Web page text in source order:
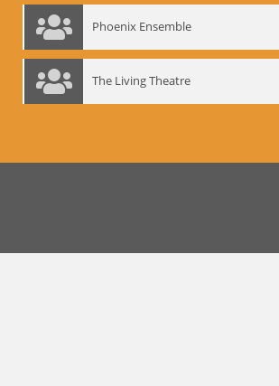
Phoenix Ensemble
The Living Theatre